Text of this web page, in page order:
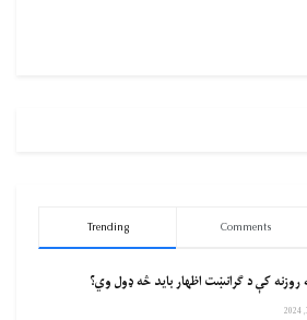
Trending Comments
روزنه کې د ګرانښت اظهار باید څه ډول وي؟